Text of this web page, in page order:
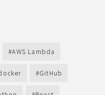
AWS Lambda
GitHub